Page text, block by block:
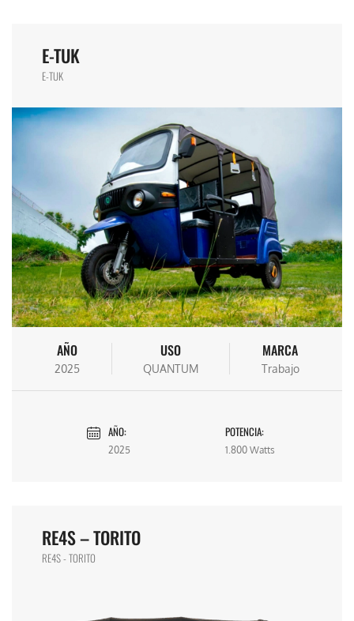
E-TUK
E-TUK
AÑO
2025
USO
QUANTUM
MARCA
Trabajo
AÑO:
2025
POTENCIA:
1.800 Watts
RE4S – TORITO
RE4S - TORITO